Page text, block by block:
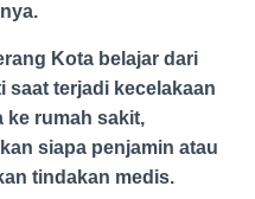
Kota belajar dari
saat terjadi kecelakaan
ke rumah sakit,
siapa penjamin atau
tindakan medis.